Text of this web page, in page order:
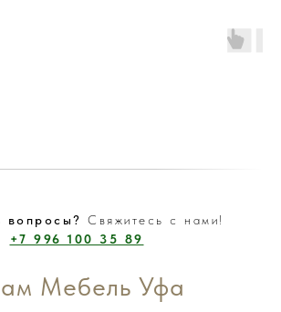
вопросы?Свяжитесь с нами!
+7 996 100 35 89
Мебель Уфа